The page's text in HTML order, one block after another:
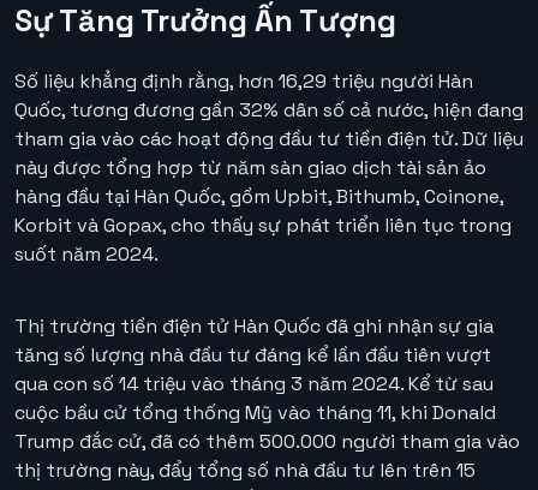
Sự Tăng Trưởng Ấn Tượng
Số liệu khẳng định rằng, hơn 16,29 triệu người Hàn
Quốc, tương đương gần 32% dân số cả nước, hiện đang
tham gia vào các hoạt động đầu tư tiền điện tử. Dữ liệu
này được tổng hợp từ năm sàn giao dịch tài sản ảo
hàng đầu tại Hàn Quốc, gồm Upbit, Bithumb, Coinone,
Korbit và Gopax, cho thấy sự phát triển liên tục trong
suốt năm 2024.
Thị trường tiền điện tử Hàn Quốc đã ghi nhận sự gia
tăng số lượng nhà đầu tư đáng kể lần đầu tiên vượt
qua con số 14 triệu vào tháng 3 năm 2024. Kể từ sau
cuộc bầu cử tổng thống Mỹ vào tháng 11, khi Donald
Trump đắc cử, đã có thêm 500.000 người tham gia vào
thị trường này, đẩy tổng số nhà đầu tư lên trên 15